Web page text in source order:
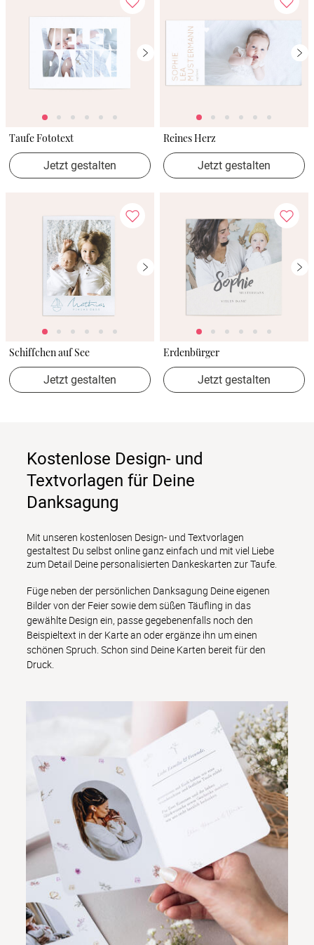
Taufe Fototext
Jetzt gestalten
Reines Herz
Jetzt gestalten
Schiffchen auf See
Jetzt gestalten
Erdenbürger
Jetzt gestalten
Kostenlose Design- und
Textvorlagen für Deine
Danksagung
Mit unseren kostenlosen Design- und Textvorlagen
gestaltest Du selbst online ganz einfach und mit viel Liebe
zum Detail Deine personalisierten Dankeskarten zur Taufe.
Füge neben der persönlichen Danksagung Deine eigenen
Bilder von der Feier sowie dem süßen Täufling in das
gewählte Design ein, passe gegebenenfalls noch den
Beispieltext in der Karte an oder ergänze ihn um einen
schönen Spruch. Schon sind Deine Karten bereit für den
Druck.